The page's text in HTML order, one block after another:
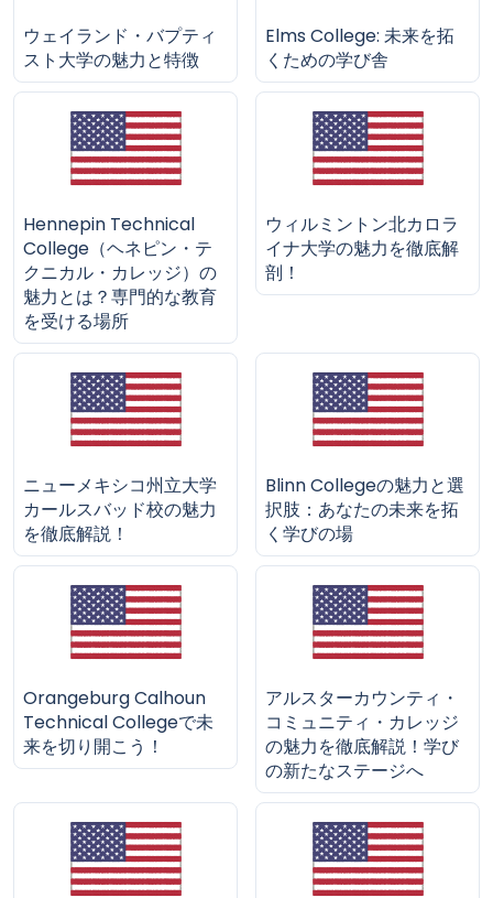
ウェイランド・バプティ
スト大学の魅力と特徴
Elms College: 未来を拓
くための学び舎
Hennepin Technical
College（ヘネピン・テ
クニカル・カレッジ）の
魅力とは？専門的な教育
を受ける場所
ウィルミントン北カロラ
イナ大学の魅力を徹底解
剖！
ニューメキシコ州立大学
カールスバッド校の魅力
を徹底解説！
Blinn Collegeの魅力と選
択肢：あなたの未来を拓
く学びの場
Orangeburg Calhoun
Technical Collegeで未
来を切り開こう！
アルスターカウンティ・
コミュニティ・カレッジ
の魅力を徹底解説！学び
の新たなステージへ